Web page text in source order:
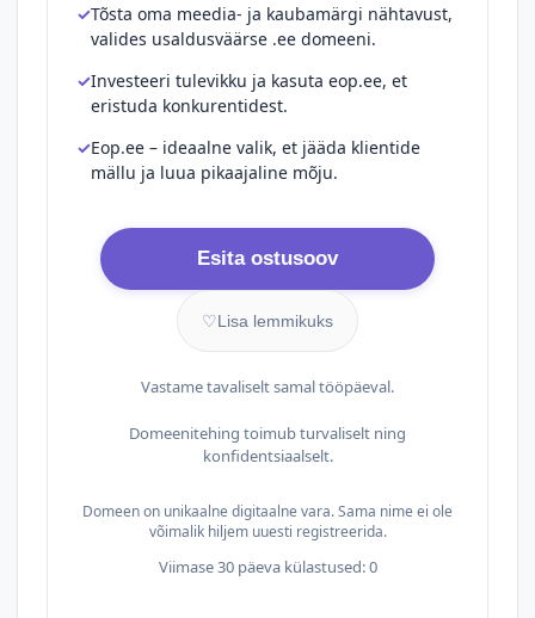
Tõsta oma meedia- ja kaubamärgi nähtavust,
valides usaldusväärse .ee domeeni.
Investeeri tulevikku ja kasuta eop.ee, et
eristuda konkurentidest.
Eop.ee – ideaalne valik, et jääda klientide
mällu ja luua pikaajaline mõju.
Esita ostusoov
♡Lisa lemmikuks
Vastame tavaliselt samal tööpäeval.
Domeenitehing toimub turvaliselt ning
konfidentsiaalselt.
Domeen on unikaalne digitaalne vara. Sama nime ei ole
võimalik hiljem uuesti registreerida.
Viimase 30 päeva külastused: 0